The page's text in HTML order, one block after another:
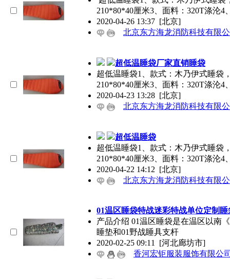
210*80*40厘米3、面料：320T涤沦4
2020-04-26 13:37 [北京]
北京东方海龙消防科技有限
超低温睡袋厂家直销睡袋
超低温睡袋1、款式：木乃伊式睡袋
210*80*40厘米3、面料：320T涤沦4
2020-04-23 13:28 [北京]
北京东方海龙消防科技有限
超低温睡袋
超低温睡袋1、款式：木乃伊式睡袋
210*80*40厘米3、面料：320T涤沦4
2020-04-22 14:12 [北京]
北京东方海龙消防科技有限
01温区睡袋特战迷彩特战单位定制睡
产品介绍 01温区睡袋是在温区以南
睡垫和01野战睡具支杆
2020-02-25 09:11 [河北廊坊市]
香河宏钜服装服饰有限公